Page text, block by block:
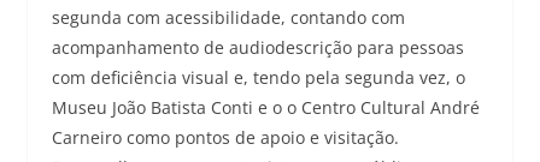
segunda com acessibilidade, contando com
acompanhamento de audiodescrição para pessoas
com deficiência visual e, tendo pela segunda vez, o
Museu João Batista Conti e o o Centro Cultural André
Carneiro como pontos de apoio e visitação.